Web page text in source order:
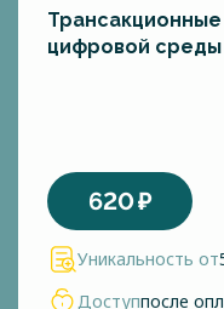
цифровой среды
620₽
Уникальность от
Доступпосле